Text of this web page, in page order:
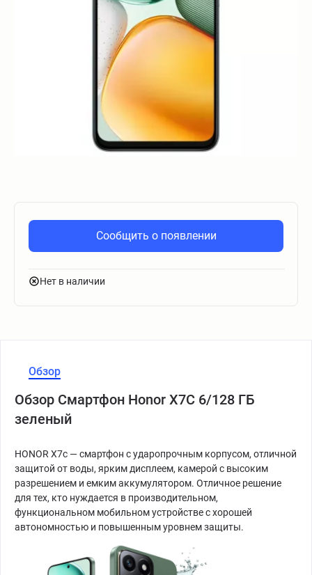
Сообщить о появлении
Нет в наличии
Обзор
Обзор Смартфон Honor X7C 6/128 ГБ
зеленый
HONOR X7c — смартфон с ударопрочным корпусом, отличной
защитой от воды, ярким дисплеем, камерой с высоким
разрешением и емким аккумулятором. Отличное решение
для тех, кто нуждается в производительном,
функциональном мобильном устройстве с хорошей
автономностью и повышенным уровнем защиты.